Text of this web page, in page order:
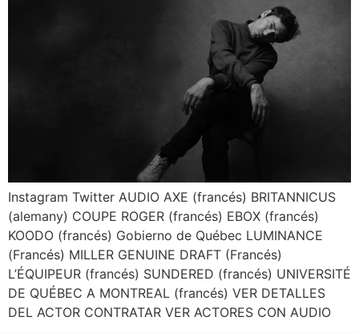
Instagram Twitter AUDIO AXE (francés) BRITANNICUS
(alemany) COUPE ROGER (francés) EBOX (francés)
KOODO (francés) Gobierno de Québec LUMINANCE
(Francés) MILLER GENUINE DRAFT (Francés)
L’ÉQUIPEUR (francés) SUNDERED (francés) UNIVERSITÉ
DE QUÉBEC A MONTREAL (francés) VER DETALLES
DEL ACTOR CONTRATAR VER ACTORES CON AUDIO